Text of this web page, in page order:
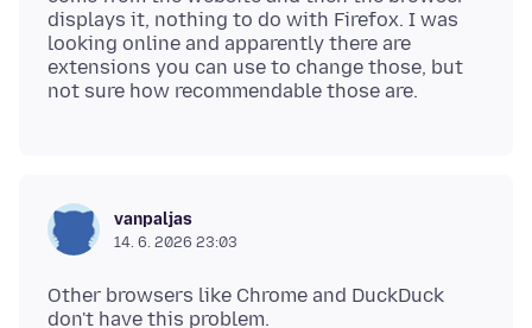
displays it, nothing to do with Firefox. I was
looking online and apparently there are
extensions you can use to change those, but
vanpaljas
14. 6. 2026 23:03
Other browsers like Chrome and DuckDuck